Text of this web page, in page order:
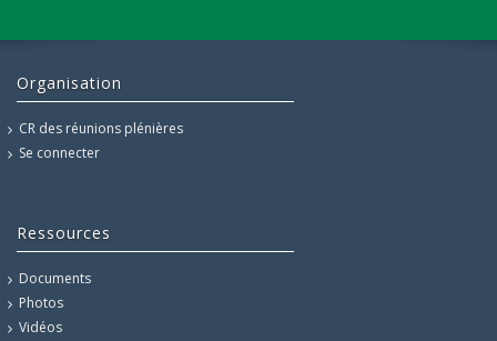
Organisation
CR des réunions plénières
Se connecter
Ressources
Documents
Photos
Vidéos